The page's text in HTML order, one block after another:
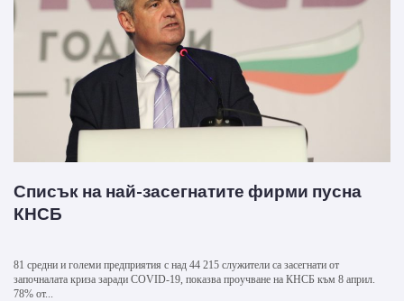
Списък на най-засегнатите фирми пусна
КНСБ
81 средни и големи предприятия с над 44 215 служители са засегнати от
започналата криза заради COVID-19, показва проучване на КНСБ към 8 април.
78% от...